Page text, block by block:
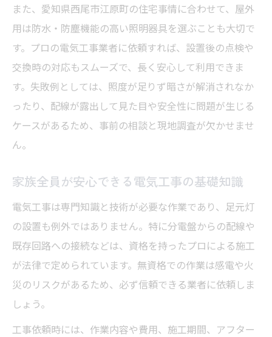
また、愛知県西尾市江原町の住宅事情に合わせて、屋外
用は防水・防塵機能の高い照明器具を選ぶことも大切で
す。プロの電気工事業者に依頼すれば、設置後の点検や
交換時の対応もスムーズで、長く安心して利用できま
す。失敗例としては、照度が足りず暗さが解消されなか
ったり、配線が露出して見た目や安全性に問題が生じる
ケースがあるため、事前の相談と現地調査が欠かせませ
ん。
家族全員が安心できる電気工事の基礎知識
電気工事は専門知識と技術が必要な作業であり、足元灯
の設置も例外ではありません。特に分電盤からの配線や
既存回路への接続などは、資格を持ったプロによる施工
が法律で定められています。無資格での作業は感電や火
災のリスクがあるため、必ず信頼できる業者に依頼しま
しょう。
工事依頼時には、作業内容や費用、施工期間、アフター